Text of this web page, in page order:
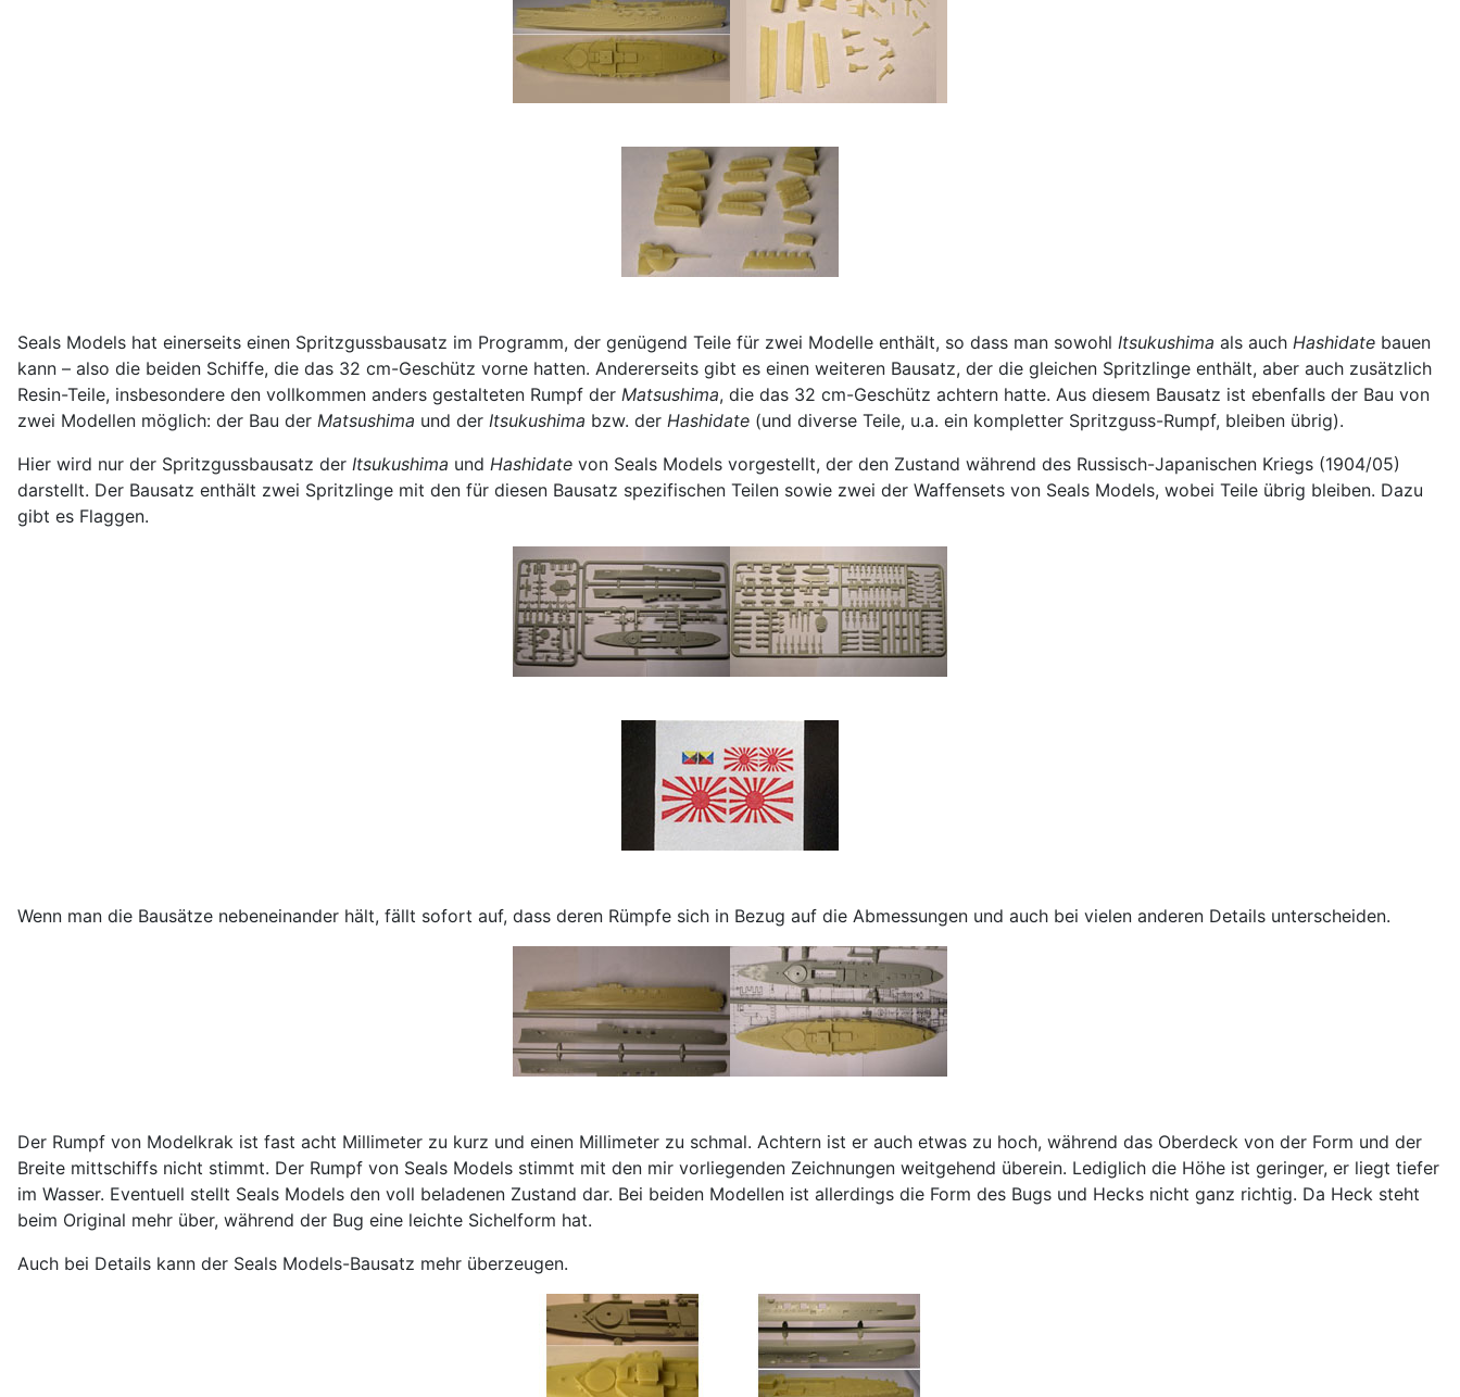
Seals Models hat einerseits einen Spritzgussbausatz im Programm, der genügend Teile für zwei Modelle enthält, so dass man sowohl Itsukushima als auch Hashidate bauen
kann – also die beiden Schiffe, die das 32 cm-Geschütz vorne hatten. Andererseits gibt es einen weiteren Bausatz, der die gleichen Spritzlinge enthält, aber auch zusätzlich
Resin-Teile, insbesondere den vollkommen anders gestalteten Rumpf der Matsushima, die das 32 cm-Geschütz achtern hatte. Aus diesem Bausatz ist ebenfalls der Bau von
zwei Modellen möglich: der Bau der Matsushima und der Itsukushima bzw. der Hashidate (und diverse Teile, u.a. ein kompletter Spritzguss-Rumpf, bleiben übrig).
Hier wird nur der Spritzgussbausatz der Itsukushima und Hashidate von Seals Models vorgestellt, der den Zustand während des Russisch-Japanischen Kriegs (1904/05)
darstellt. Der Bausatz enthält zwei Spritzlinge mit den für diesen Bausatz spezifischen Teilen sowie zwei der Waffensets von Seals Models, wobei Teile übrig bleiben. Dazu
gibt es Flaggen.
Wenn man die Bausätze nebeneinander hält, fällt sofort auf, dass deren Rümpfe sich in Bezug auf die Abmessungen und auch bei vielen anderen Details unterscheiden.
Der Rumpf von Modelkrak ist fast acht Millimeter zu kurz und einen Millimeter zu schmal. Achtern ist er auch etwas zu hoch, während das Oberdeck von der Form und der
Breite mittschiffs nicht stimmt. Der Rumpf von Seals Models stimmt mit den mir vorliegenden Zeichnungen weitgehend überein. Lediglich die Höhe ist geringer, er liegt tiefer
im Wasser. Eventuell stellt Seals Models den voll beladenen Zustand dar. Bei beiden Modellen ist allerdings die Form des Bugs und Hecks nicht ganz richtig. Da Heck steht
beim Original mehr über, während der Bug eine leichte Sichelform hat.
Auch bei Details kann der Seals Models-Bausatz mehr überzeugen.